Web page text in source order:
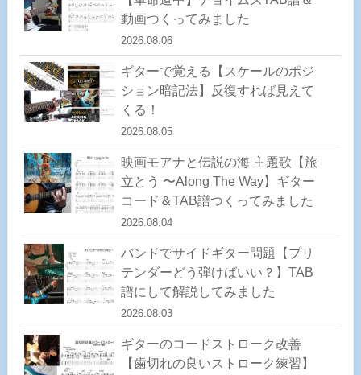
動画つくってみました
2026.08.06
ギターで覚える【スケールのポジ
ション暗記法】反復すれば見えて
くる！
2026.08.05
映画モアナと伝説の海 主題歌【旅
立とう 〜Along The Way】ギター
コード＆TAB譜つくってみました
2026.08.04
バンドでサイドギター問題【プリ
テンダーどう弾けばいい？】TAB
譜にして解説してみました
2026.08.03
ギターのコードストローク改善
【歯切れの良いストローク練習】